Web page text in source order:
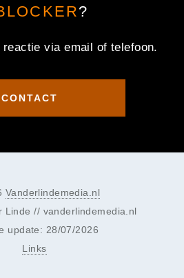
?
reactie via email of telefoon.
CONTACT
Vanderlindemedia.nl
Linde // vanderlindemedia.nl
update: 28/07/2026
Links